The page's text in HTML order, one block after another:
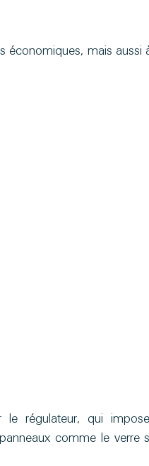
économiques, mais aussi
le régulateur, qui
comme le verre